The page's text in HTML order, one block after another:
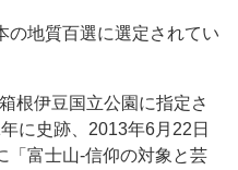
の地質百選に選定されてい
根伊豆国立公園に指定さ
に史跡、2013年6月22日
「富士山-信仰の対象と芸